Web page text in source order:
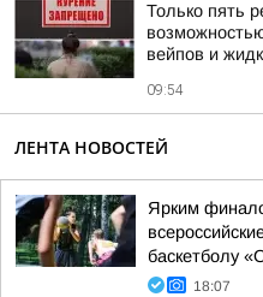
Только пять
вейпов и
09:54
ЛЕНТА НОВОСТЕЙ
Ярким
баскетболу
18:07